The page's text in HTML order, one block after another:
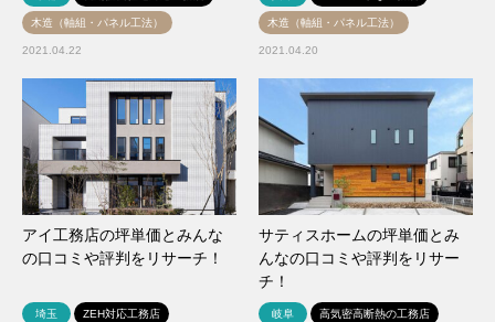
木造（軸組・パネル工法）
2021.04.22
木造（軸組・パネル工法）
2021.04.20
アイ工務店の坪単価とみんな
の口コミや評判をリサーチ！
埼玉 ZEH対応工務店
サティスホームの坪単価とみ
んなの口コミや評判をリサー
チ！
岐阜 高気密高断熱の工務店